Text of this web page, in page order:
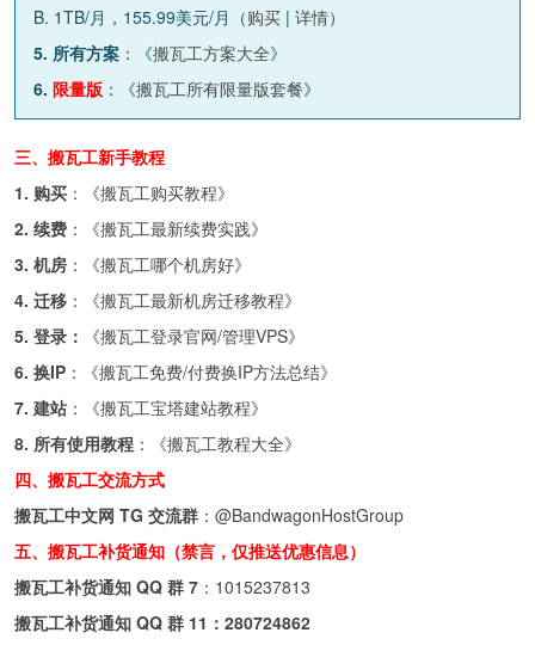
B. 1TB/月，155.99美元/月（购买 | 详情）
5. 所有方案 ：《搬瓦工方案大全》
6. 限量版 ：《搬瓦工所有限量版套餐》
三、搬瓦工新手教程
1. 购买 ：《搬瓦工购买教程》
2. 续费 ：《搬瓦工最新续费实践》
3. 机房 ：《搬瓦工哪个机房好》
4. 迁移 ：《搬瓦工最新机房迁移教程》
5. 登录：
《搬瓦工登录官网/管理VPS》
6. 换IP ：《搬瓦工免费/付费换IP方法总结》
7. 建站 ：《搬瓦工宝塔建站教程》
8. 所有使用教程 ：《搬瓦工教程大全》
四、搬瓦工交流方式
搬瓦工中文网 TG 交流群 ： @BandwagonHostGroup
五、搬瓦工补货通知（禁言，仅推送优惠信息）
搬瓦工补货通知 QQ 群 7 ： 1015237813
搬瓦工补货通知 QQ 群 11： 280724862